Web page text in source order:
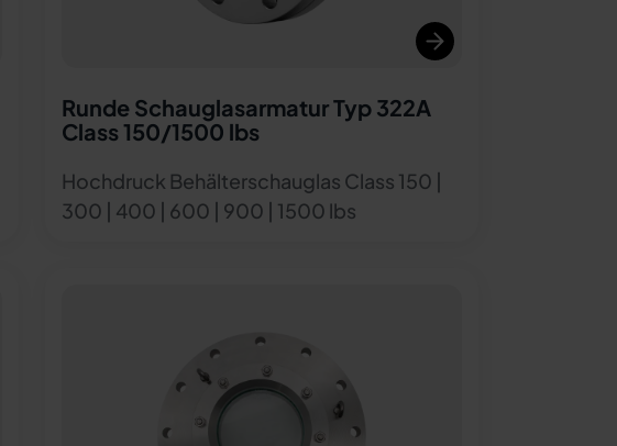
Runde Schauglasarmatur Typ 322A
Class 150/1500 lbs
Hochdruck Behälterschauglas Class 150 |
300 | 400 | 600 | 900 | 1500 lbs